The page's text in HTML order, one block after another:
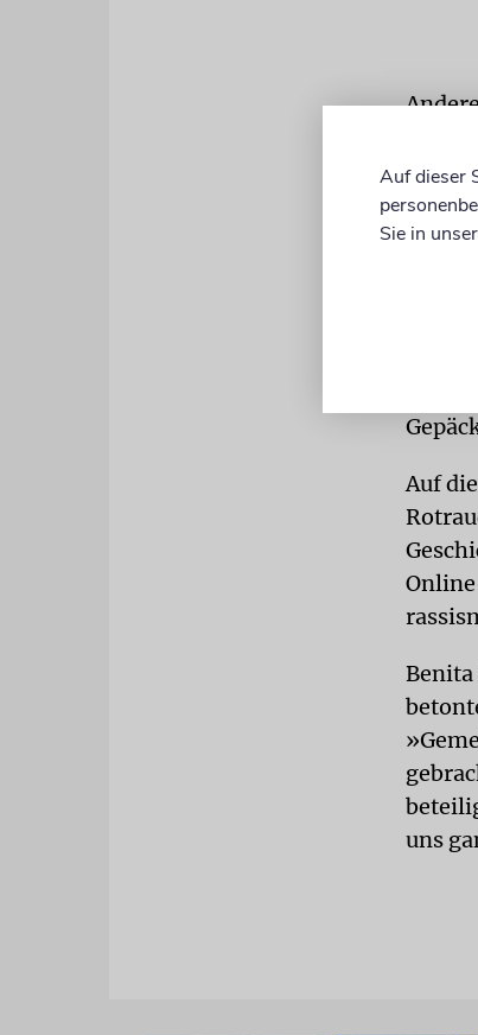
Auf
uns
Auf dieser
Sie in